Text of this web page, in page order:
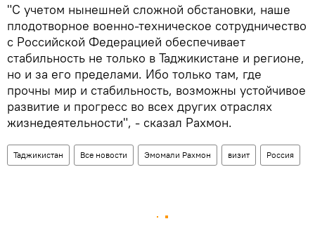
"С учетом нынешней сложной обстановки, наше
плодотворное военно-техническое сотрудничество
с Российской Федерацией обеспечивает
стабильность не только в Таджикистане и регионе,
но и за его пределами. Ибо только там, где
прочны мир и стабильность, возможны устойчивое
развитие и прогресс во всех других отраслях
жизнедеятельности", - сказал Рахмон.
Таджикистан Все новости Эмомали Рахмон визит Россия